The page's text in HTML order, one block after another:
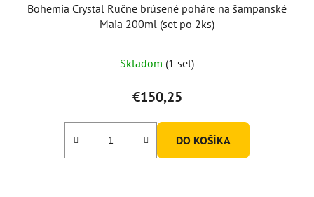
Bohemia Crystal Ručne brúsené poháre na šampanské
Maia 200ml (set po 2ks)
Skladom (1 set)
€150,25
DO KOŠÍKA